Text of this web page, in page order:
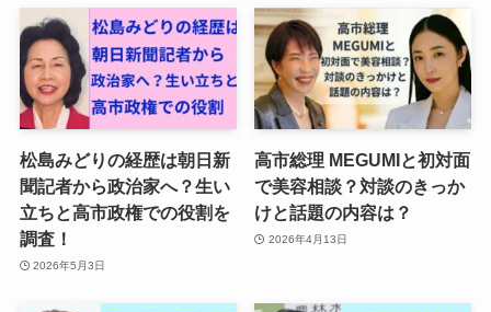
松島みどりの経歴は朝日新
聞記者から政治家へ？生い
立ちと高市政権での役割を
調査！
2026年5月3日
高市総理 MEGUMIと初対面
で美容相談？対談のきっか
けと話題の内容は？
2026年4月13日